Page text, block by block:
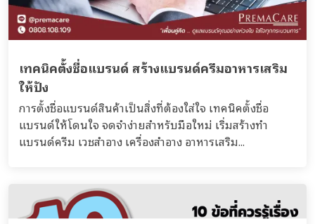
เทคนิคตั้งชื่อแบรนด์ สร้างแบรนด์ครีมอาหารเสริม
ให้ปัง
การตั้งชื่อแบรนด์สินค้าเป็นสิ่งที่ต้องใส่ใจ เทคนิคตั้งชื่อ
แบรนด์ให้โดนใจ จดจำง่ายสำหรับมือใหม่ เริ่มสร้างทำ
แบรนด์ครีม เวชสำอาง เครื่องสำอาง อาหารเสริม...